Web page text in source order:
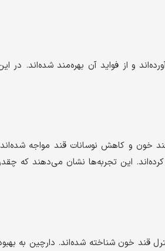
و از فواید آن بهره‌مند شده‌اند. در
قند خون و کاهش نوسانات قند مواجه
این تجربه‌ها نشان می‌دهند که
قند خون شناخته شده‌اند. دارچین به